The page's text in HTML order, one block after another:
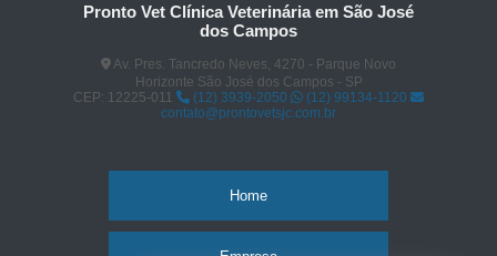
Pronto Vet Clínica Veterinária em São José
dos Campos
Av. Pres. Tancredo Neves, 4270 - Parque Novo
Horizonte São José dos Campos - SP
CEP: 12225-011
(12) 3939-2050
(12) 99134-1120
contato@prontovetsjc.com.br
Home